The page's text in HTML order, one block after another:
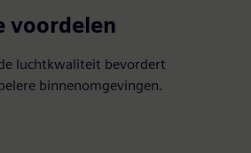
voordelen
luchtkwaliteit bevordert
binnenomgevingen.